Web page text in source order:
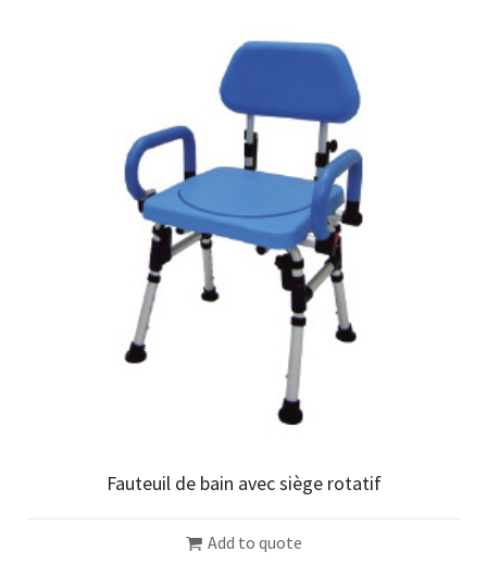
Fauteuil de bain avec siège rotatif
Add to quote